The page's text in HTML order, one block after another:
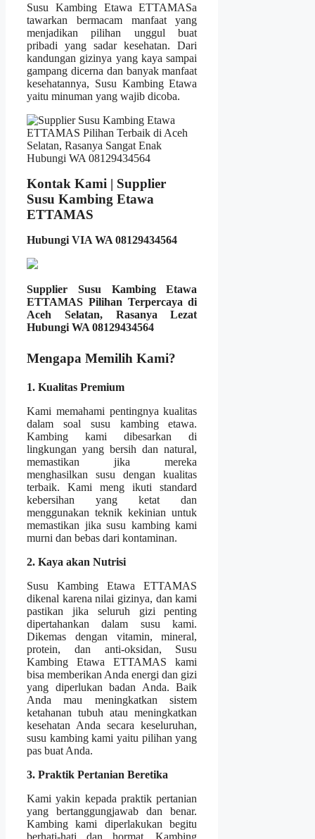
Susu Kambing Etawa ETTAMASa
tawarkan bermacam manfaat yang
menjadikan pilihan unggul buat
pribadi yang sadar kesehatan. Dari
kandungan gizinya yang kaya sampai
gampang dicerna dan banyak manfaat
kesehatannya, Susu Kambing Etawa
yaitu minuman yang wajib dicoba.
Kontak Kami | Supplier
Susu Kambing Etawa
ETTAMAS
Hubungi VIA WA 08129434564
Supplier Susu Kambing Etawa
ETTAMAS Pilihan Terpercaya di
Aceh Selatan, Rasanya Lezat
Hubungi WA 08129434564
Mengapa Memilih Kami?
1. Kualitas Premium
Kami memahami pentingnya kualitas
dalam soal susu kambing etawa.
Kambing kami dibesarkan di
lingkungan yang bersih dan natural,
memastikan jika mereka
menghasilkan susu dengan kualitas
terbaik. Kami meng ikuti standard
kebersihan yang ketat dan
menggunakan teknik kekinian untuk
memastikan jika susu kambing kami
murni dan bebas dari kontaminan.
2. Kaya akan Nutrisi
Susu Kambing Etawa ETTAMAS
dikenal karena nilai gizinya, dan kami
pastikan jika seluruh gizi penting
dipertahankan dalam susu kami.
Dikemas dengan vitamin, mineral,
protein, dan anti-oksidan, Susu
Kambing Etawa ETTAMAS kami
bisa memberikan Anda energi dan gizi
yang diperlukan badan Anda. Baik
Anda mau meningkatkan sistem
ketahanan tubuh atau meningkatkan
kesehatan Anda secara keseluruhan,
susu kambing kami yaitu pilihan yang
pas buat Anda.
3. Praktik Pertanian Beretika
Kami yakin kepada praktik pertanian
yang bertanggungjawab dan benar.
Kambing kami diperlakukan begitu
berhati-hati dan hormat. Kambing